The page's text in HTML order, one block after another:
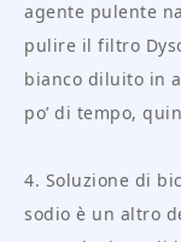
agente pulente
pulire il filtro
bianco diluito in
po’ di tempo,
4. Soluzione di
sodio è un altro